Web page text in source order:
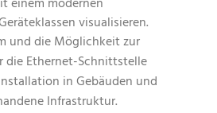
visualisieren.
und die Möglichkeit zur
die Ethernet-Schnittstelle
in Gebäuden und
Infrastruktur.